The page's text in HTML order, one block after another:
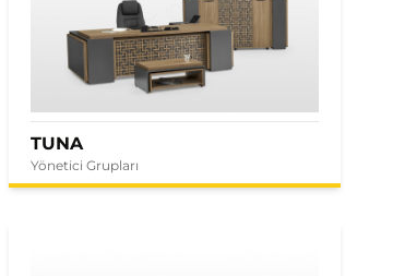
TUNA
Yönetici Grupları